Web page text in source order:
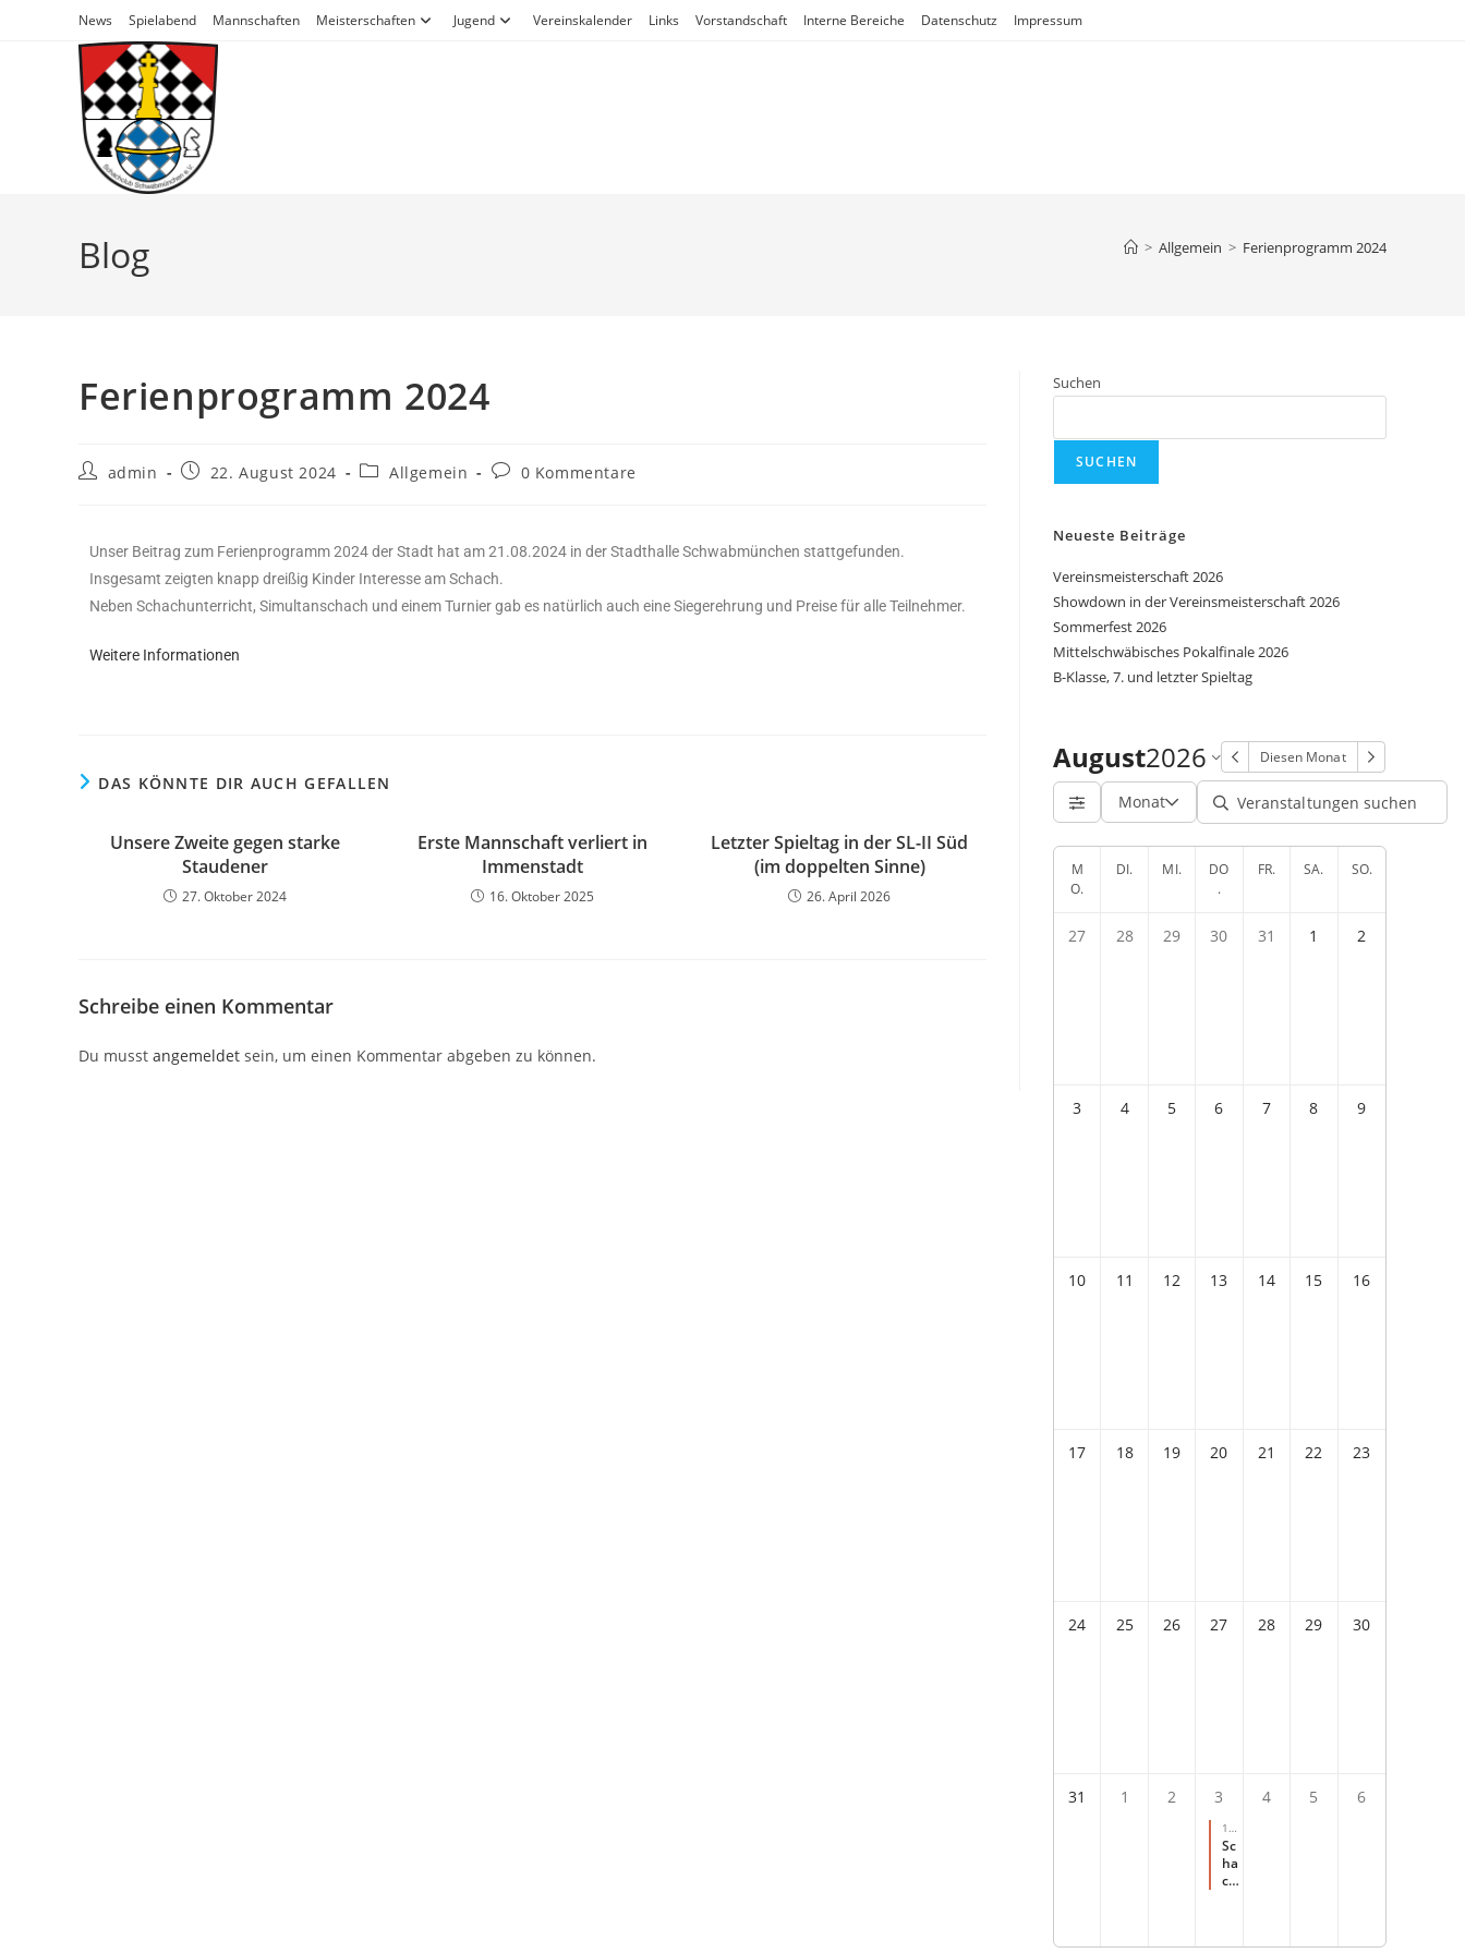
News Spielabend Mannschaften Meisterschaften Jugend Vereinskalender Links Vorstandschaft Interne Bereiche Datenschutz Impressum
Blog > Allgemein > Ferienprogramm 2024
Ferienprogramm 2024
admin 22. August 2024 Allgemein 0 Kommentare
Unser Beitrag zum Ferienprogramm 2024 der Stadt hat am 21.08.2024 in der Stadthalle Schwabmünchen stattgefunden.
Insgesamt zeigten knapp dreißig Kinder Interesse am Schach.
Neben Schachunterricht, Simultanschach und einem Turnier gab es natürlich auch eine Siegerehrung und Preise für alle Teilnehmer.
Weitere Informationen
DAS KÖNNTE DIR AUCH GEFALLEN
Unsere Zweite gegen starke
Staudener
27. Oktober 2024
Erste Mannschaft verliert in
Immenstadt
16. Oktober 2025
Letzter Spieltag in der SL-II Süd
(im doppelten Sinne)
26. April 2026
Schreibe einen Kommentar
Du musst angemeldet sein, um einen Kommentar abgeben zu können.
Suchen
SUCHEN
Neueste Beiträge
Vereinsmeisterschaft 2026
Showdown in der Vereinsmeisterschaft 2026
Sommerfest 2026
Mittelschwäbisches Pokalfinale 2026
B-Klasse, 7. und letzter Spieltag
August2026 Diesen Monat
Monat
M
O.
DI. MI.
DO
.
FR. SA. SO.
27 28 29 30 31 1 2
3 4 5 6 7 8 9
10 11 12 13 14 15 16
17 18 19 20 21 22 23
24 25 26 27 28 29 30
31 1 2 3
10:
00-
14:
Sc
ha
ch
4 5 6